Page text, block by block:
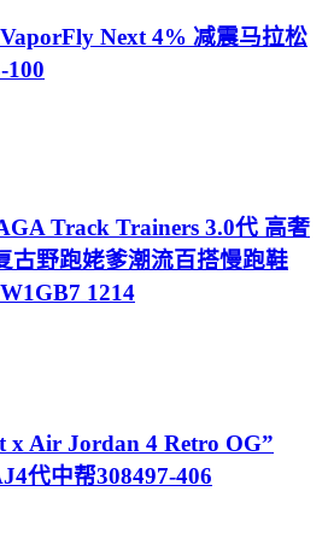
Next 4% 减震马拉松
100
Track Trainers 3.0代 高奢
古野跑姥爹潮流百搭慢跑鞋
1214
x Air Jordan 4 Retro OG”
代中帮308497-406